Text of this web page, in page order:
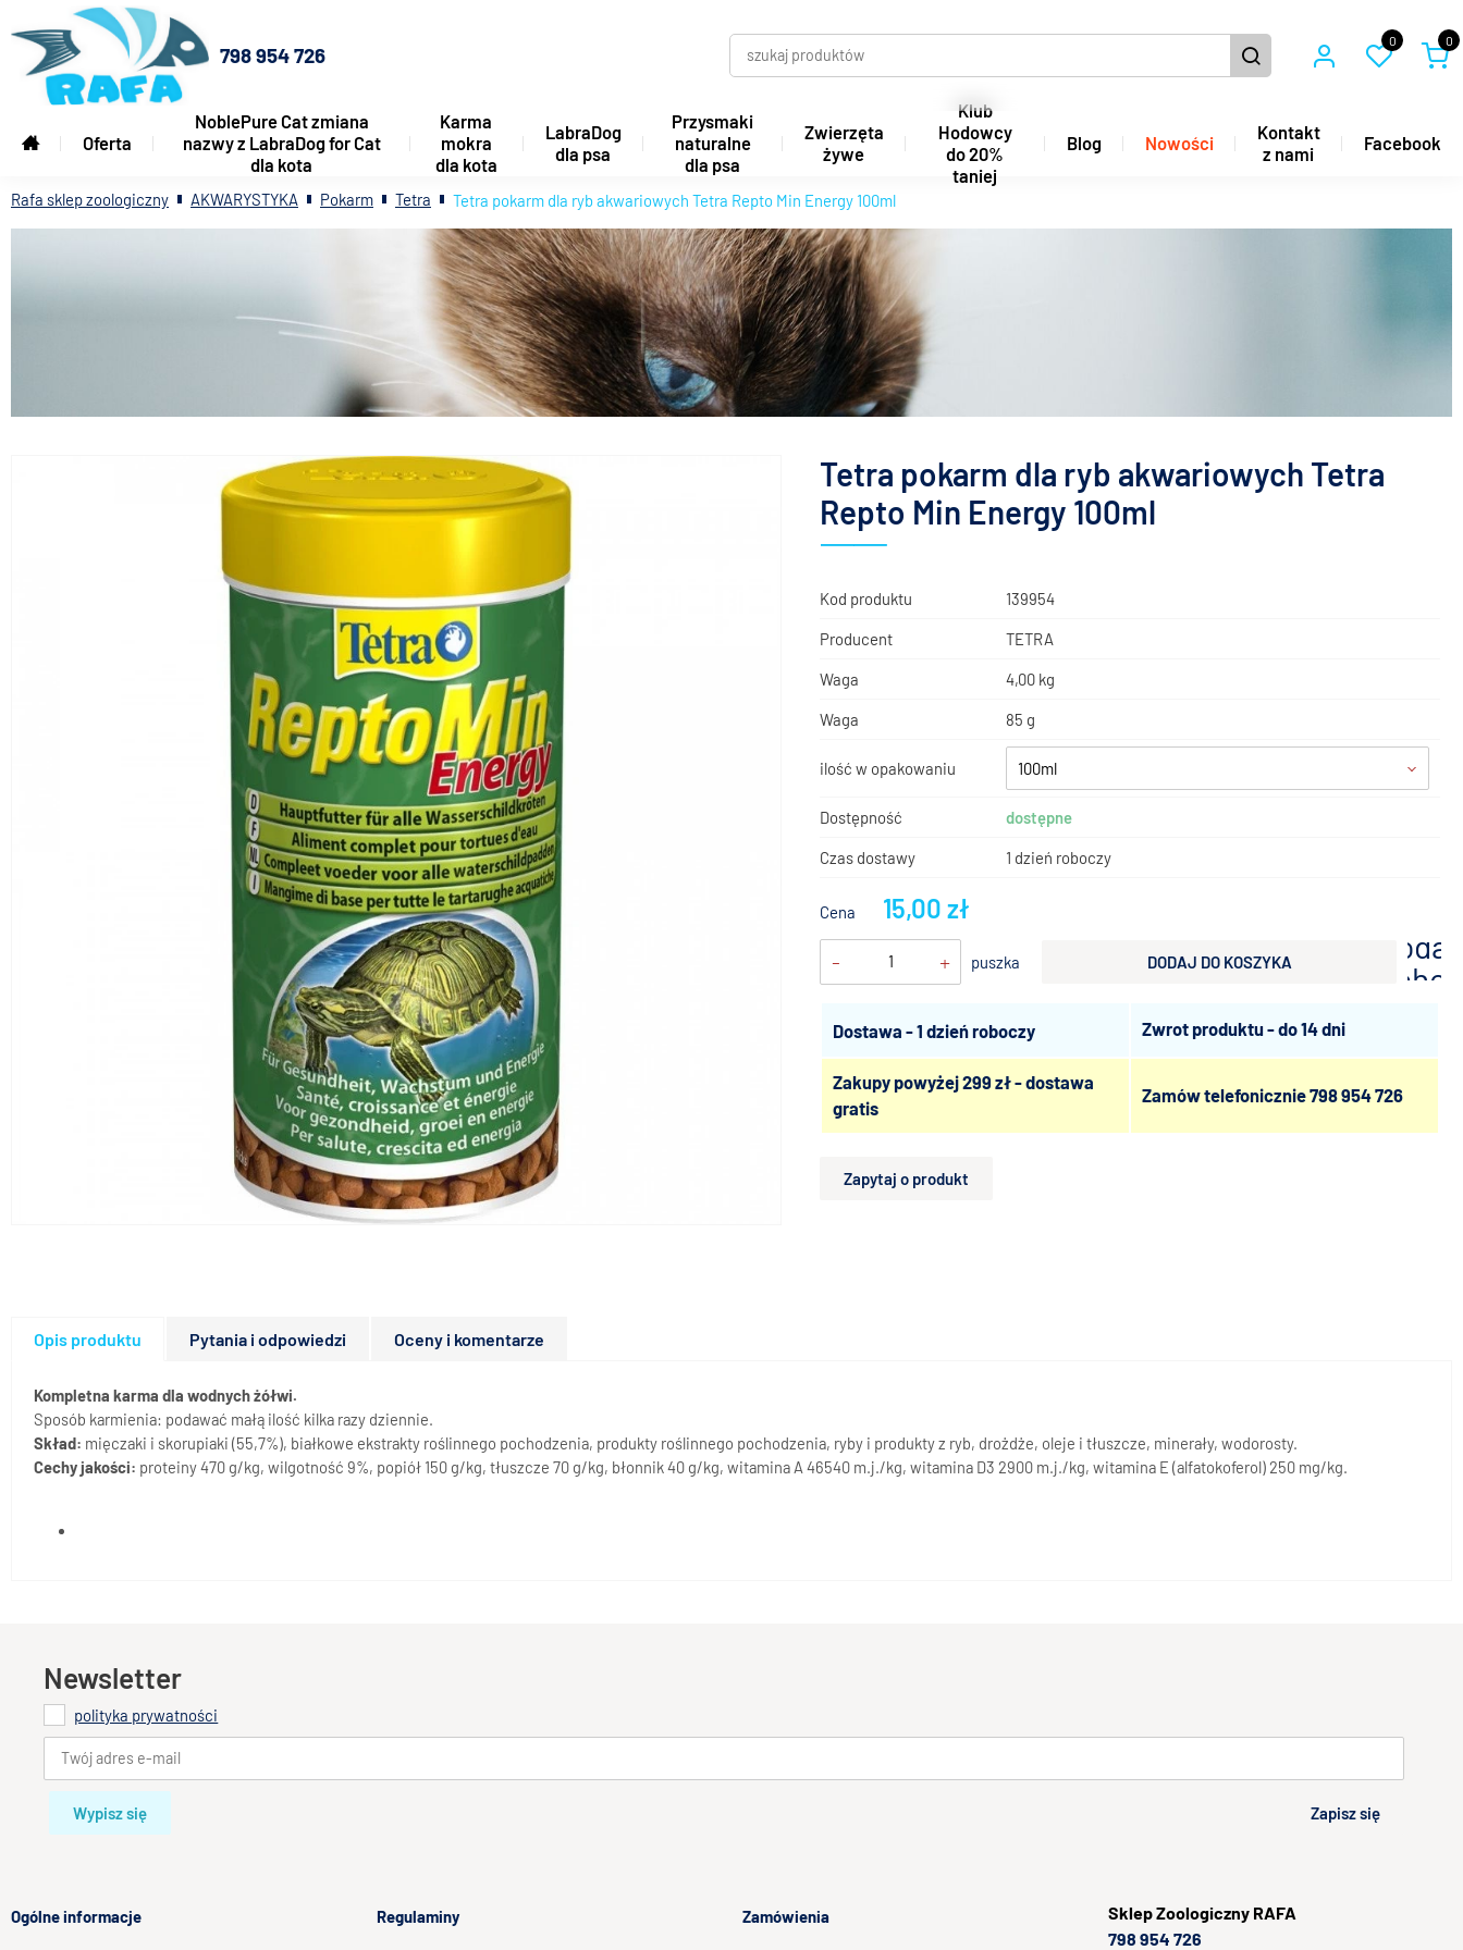
798 954 726
0 0
Oferta
NoblePure Cat zmiana
nazwy z LabraDog for Cat
dla kota
Karma
mokra
dla kota
LabraDog
dla psa
Przysmaki
naturalne
dla psa
Zwierzęta
żywe
Klub
Hodowcy
do 20%
taniej
Blog Nowości
Kontakt
z nami
Facebook
Rafa sklep zoologiczny AKWARYSTYKA Pokarm Tetra Tetra pokarm dla ryb akwariowych Tetra Repto Min Energy 100ml
Tetra pokarm dla ryb akwariowych Tetra
Repto Min Energy 100ml
Kod produktu 139954
Producent TETRA
Waga 4,00 kg
Waga 85 g
ilość w opakowaniu 100ml
Dostępność dostępne
Czas dostawy 1 dzień roboczy
Cena 15,00 zł
- + puszka DODAJ DO KOSZYKA
Dostawa - 1 dzień roboczy Zwrot produktu - do 14 dni
Zakupy powyżej 299 zł - dostawa
gratis
Zamów telefonicznie798 954 726
Zapytaj o produkt
Opis produktu Pytania i odpowiedzi Oceny i komentarze
Kompletna karma dla wodnych żółwi.
Sposób karmienia: podawać małą ilość kilka razy dziennie.
Skład: mięczaki i skorupiaki (55,7%), białkowe ekstrakty roślinnego pochodzenia, produkty roślinnego pochodzenia, ryby i produkty z ryb, drożdże, oleje i tłuszcze, minerały, wodorosty.
Cechy jakości: proteiny 470 g/kg, wilgotność 9%, popiół 150 g/kg, tłuszcze 70 g/kg, błonnik 40 g/kg, witamina A 46540 m.j./kg, witamina D3 2900 m.j./kg, witamina E (alfatokoferol) 250 mg/kg.
Newsletter
polityka prywatności
Wypisz się Zapisz się
Ogólne informacje Regulaminy Zamówienia SklepZoologiczny RAFA
798 954 726